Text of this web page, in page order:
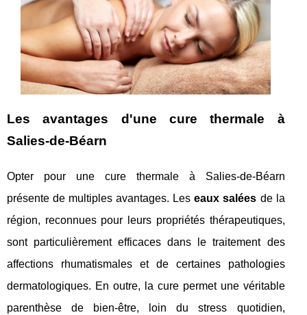
Les avantages d'une cure thermale à
Salies-de-Béarn
Opter pour une cure thermale à Salies-de-Béarn
présente de multiples avantages. Leseaux salées de la
région, reconnues pour leurs propriétés thérapeutiques,
sont particulièrement efficaces dans le traitement des
affections rhumatismales et de certaines pathologies
dermatologiques. En outre, la cure permet une véritable
parenthèse de bien-être, loin du stress quotidien,